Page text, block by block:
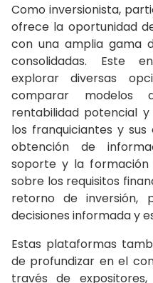
Como inversionista,
ofrece la oportunidad
con una amplia gama
consolidadas. Este
explorar diversas
comparar modelos
rentabilidad potencial
los franquiciantes y
obtención de
soporte y la formación
sobre los requisitos
retorno de inversión,
decisiones informada y
Estas plataformas
de profundizar en el
través de